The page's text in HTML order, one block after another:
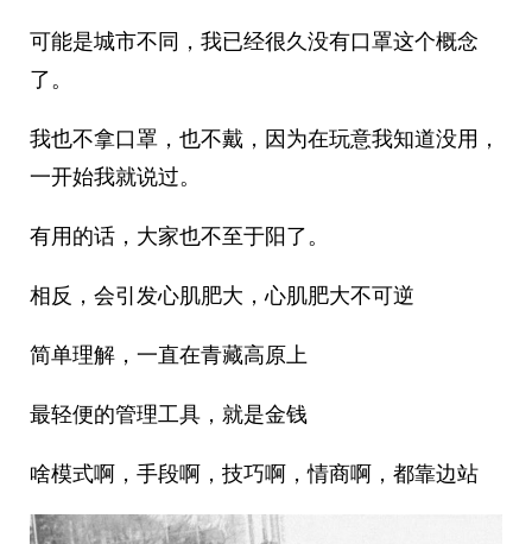
可能是城市不同，我已经很久没有口罩这个概念
了。
我也不拿口罩，也不戴，因为在玩意我知道没用，
一开始我就说过。
有用的话，大家也不至于阳了。
相反，会引发心肌肥大，心肌肥大不可逆
简单理解，一直在青藏高原上
最轻便的管理工具，就是金钱
啥模式啊，手段啊，技巧啊，情商啊，都靠边站 ​​​